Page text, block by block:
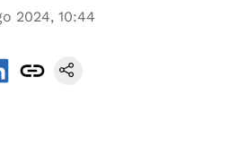
2024, 10:44